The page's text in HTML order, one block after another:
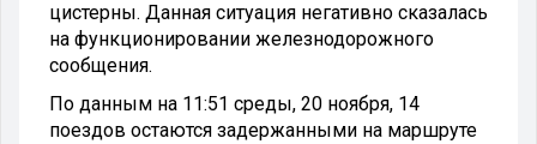
цистерны. Данная ситуация негативно сказалась
на функционировании железнодорожного
сообщения.
По данным на 11:51 среды, 20 ноября, 14
поездов остаются задержанными на маршруте